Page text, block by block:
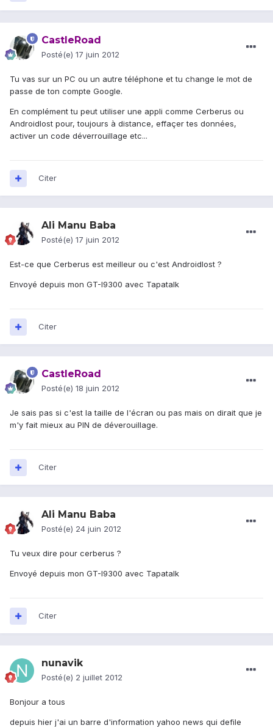
CastleRoad
Posté(e) 17 juin 2012
Tu vas sur un PC ou un autre téléphone et tu change le mot de
passe de ton compte Google.
En complément tu peut utiliser une appli comme Cerberus ou
Androidlost pour, toujours à distance, effaçer tes données,
activer un code déverrouillage etc...
Citer
Ali Manu Baba
Posté(e) 17 juin 2012
Est-ce que Cerberus est meilleur ou c'est Androidlost ?
Envoyé depuis mon GT-I9300 avec Tapatalk
Citer
CastleRoad
Posté(e) 18 juin 2012
Je sais pas si c'est la taille de l'écran ou pas mais on dirait que je
m'y fait mieux au PIN de déverouillage.
Citer
Ali Manu Baba
Posté(e) 24 juin 2012
Tu veux dire pour cerberus ?
Envoyé depuis mon GT-I9300 avec Tapatalk
Citer
nunavik
Posté(e) 2 juillet 2012
Bonjour a tous
depuis hier j'ai un barre d'information yahoo news qui defile